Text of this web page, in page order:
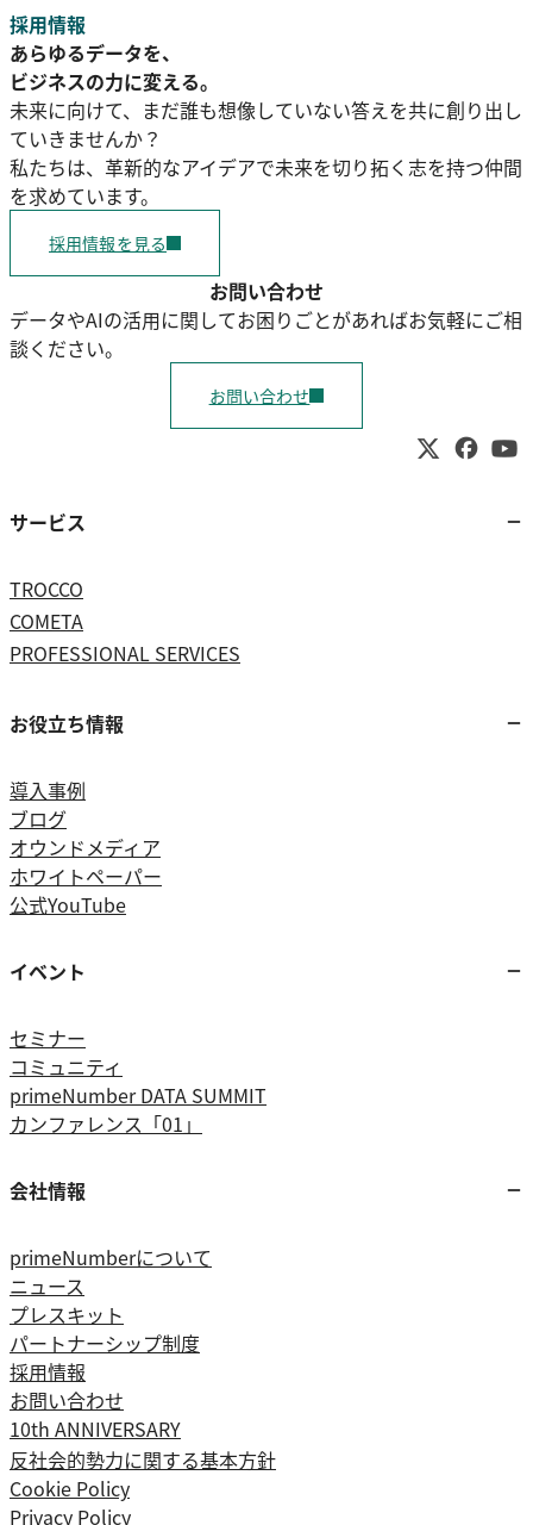
採用情報
あらゆるデータを、
ビジネスの力に変える。
未来に向けて、まだ誰も想像していない答えを共に創り出し
ていきませんか？
私たちは、革新的なアイデアで未来を切り拓く志を持つ仲間
を求めています。
採用情報を見る
お問い合わせ
データやAIの活用に関してお困りごとがあればお気軽にご相
談ください。
お問い合わせ
サービス
TROCCO
COMETA
PROFESSIONAL SERVICES
お役立ち情報
導入事例
ブログ
オウンドメディア
ホワイトペーパー
公式YouTube
イベント
セミナー
コミュニティ
primeNumber DATA SUMMIT
カンファレンス「01」
会社情報
primeNumberについて
ニュース
プレスキット
パートナーシップ制度
採用情報
お問い合わせ
10th ANNIVERSARY
反社会的勢力に関する基本方針
Cookie Policy
Privacy Policy